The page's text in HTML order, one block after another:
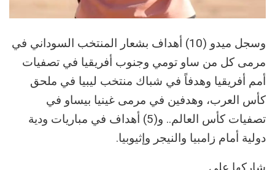
وسجل ميدو (10) أهداف بشعار المنتخب السوداني في
مرمى كل من ساو تومي وجنوب أفريقيا في تصفيات
أمم أفريقيا وهدفاً في شباك منتخب ليبيا في ملحق
كأس العرب، وهدفين في مرمى غينيا بيساو في
تصفيات كأس العالم.. و(5) أهداف في مباريات ودية
دولية أمام زامبيا والنيجر وإثيوبيا.